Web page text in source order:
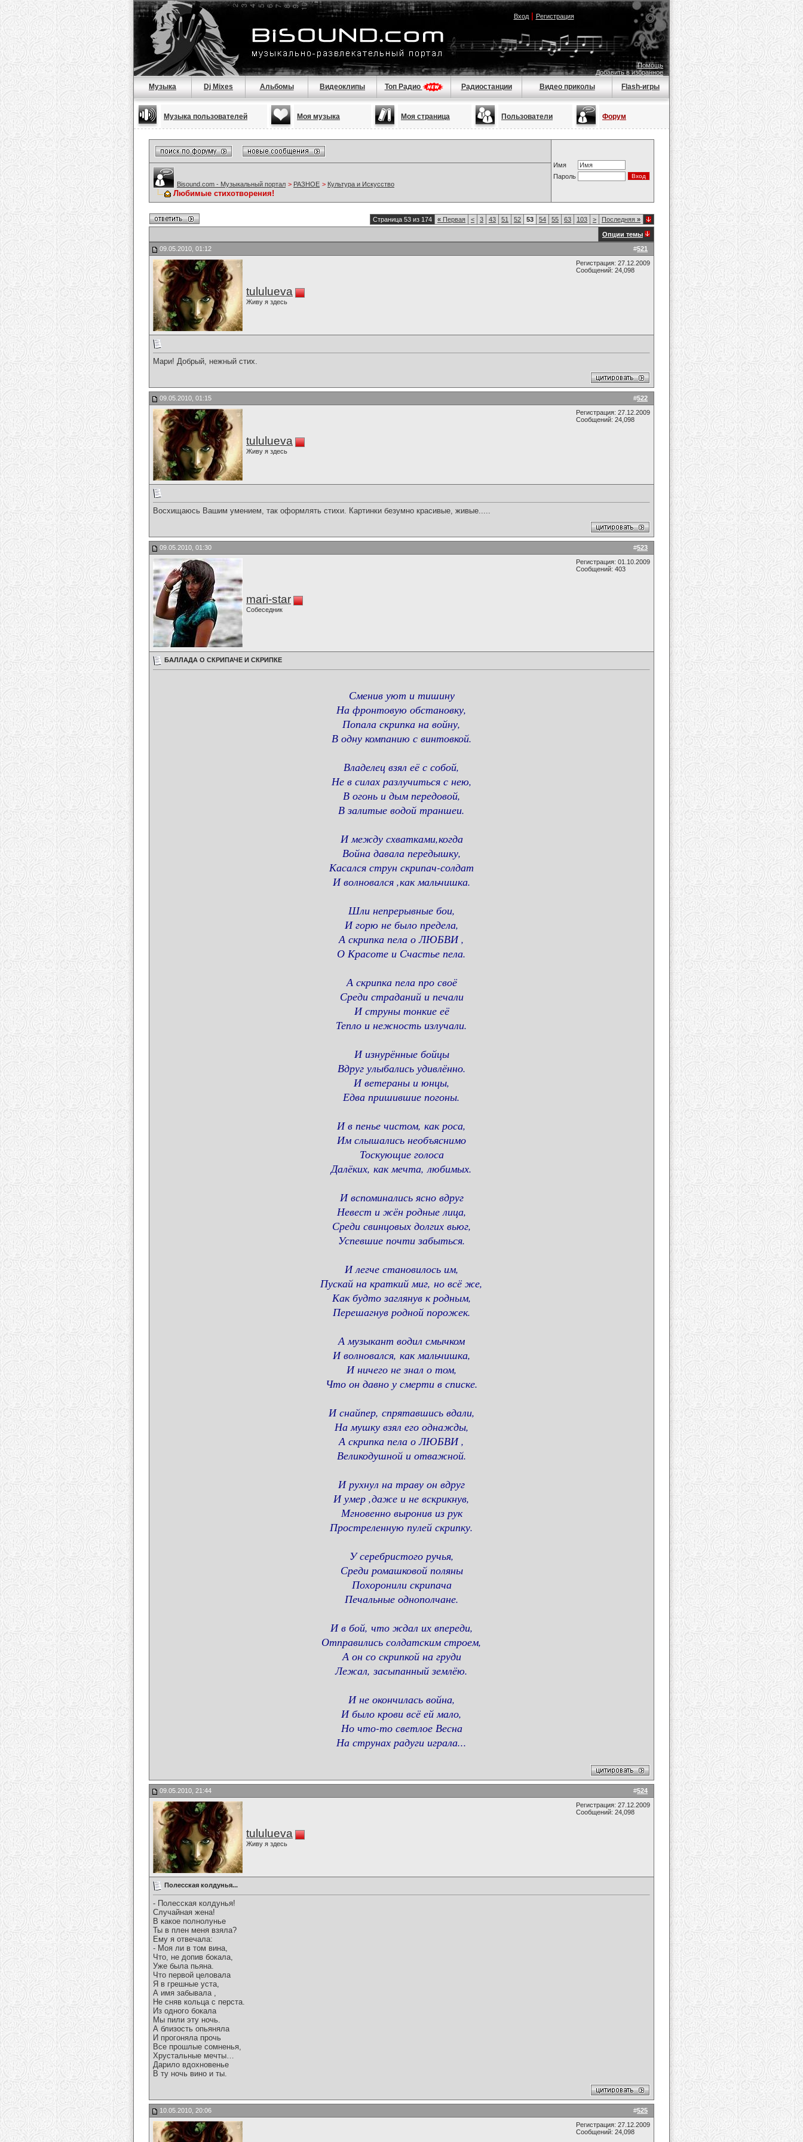
Вход| Регистрация
Помощь
Добавить в избранное
Музыка Dj Mixes Альбомы Видеоклипы Топ Радио Радиостанции Видео приколы Flash-игры
Музыка пользователей Моя музыка Моя страница Пользователи Форум
Имя
Пароль
Bisound.com - Музыкальный портал > РАЗНОЕ > Культура и Искусство
Любимые стихотворения!
Страница 53 из 174 « Первая < 3 43 51 52 53 54 55 63 103 > Последняя »
Опции темы
#521
09.05.2010, 01:12
tululueva
Живу я здесь
Регистрация: 27.12.2009
Сообщений: 24,098
Мари! Добрый, нежный стих.
#522
09.05.2010, 01:15
tululueva
Живу я здесь
Регистрация: 27.12.2009
Сообщений: 24,098
Восхищаюсь Вашим умением, так оформлять стихи. Картинки безумно красивые, живые.....
#523
09.05.2010, 01:30
mari-star
Собеседник
Регистрация: 01.10.2009
Сообщений: 403
БАЛЛАДА О СКРИПАЧЕ И СКРИПКЕ
Сменив уют и тишину
На фронтовую обстановку,
Попала скрипка на войну,
В одну компанию с винтовкой.
Владелец взял её с собой,
Не в силах разлучиться с нею,
В огонь и дым передовой,
В залитые водой траншеи.
И между схватками,когда
Война давала передышку,
Касался струн скрипач-солдат
И волновался ,как мальчишка.
Шли непрерывные бои,
И горю не было предела,
А скрипка пела о ЛЮБВИ ,
О Красоте и Счастье пела.
А скрипка пела про своё
Среди страданий и печали
И струны тонкие её
Тепло и нежность излучали.
И изнурённые бойцы
Вдруг улыбались удивлённо.
И ветераны и юнцы,
Едва пришившие погоны.
И в пенье чистом, как роса,
Им слышались необъяснимо
Тоскующие голоса
Далёких, как мечта, любимых.
И вспоминались ясно вдруг
Невест и жён родные лица,
Среди свинцовых долгих вьюг,
Успевшие почти забыться.
И легче становилось им,
Пускай на краткий миг, но всё же,
Как будто заглянув к родным,
Перешагнув родной порожек.
А музыкант водил смычком
И волновался, как мальчишка,
И ничего не знал о том,
Что он давно у смерти в списке.
И снайпер, спрятавшись вдали,
На мушку взял его однажды,
А скрипка пела о ЛЮБВИ ,
Великодушной и отважной.
И рухнул на траву он вдруг
И умер ,даже и не вскрикнув,
Мгновенно выронив из рук
Простреленную пулей скрипку.
У серебристого ручья,
Среди ромашковой поляны
Похоронили скрипача
Печальные однополчане.
И в бой, что ждал их впереди,
Отправились солдатским строем,
А он со скрипкой на груди
Лежал, засыпанный землёю.
И не окончилась война,
И было крови всё ей мало,
Но что-то светлое Весна
На струнах радуги играла...
#524
09.05.2010, 21:44
tululueva
Живу я здесь
Регистрация: 27.12.2009
Сообщений: 24,098
Полесская колдунья...
- Полесская колдунья!
Случайная жена!
В какое полнолунье
Ты в плен меня взяла?
Ему я отвечала:
- Моя ли в том вина,
Что, не допив бокала,
Уже была пьяна.
Что первой целовала
Я в грешные уста,
А имя забывала ,
Не сняв кольца с перста.
Из одного бокала
Мы пили эту ночь.
А близость опьяняла
И прогоняла прочь
Все прошлые сомненья,
Хрустальные мечты…
Дарило вдохновенье
В ту ночь вино и ты.
#525
10.05.2010, 20:06
Регистрация: 27.12.2009
Сообщений: 24,098